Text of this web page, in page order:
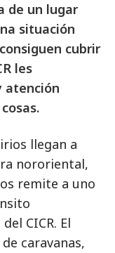
de un lugar
situación
cubrir
les
atención
llegan a
nororiental,
remite a uno
CICR. El
caravanas,